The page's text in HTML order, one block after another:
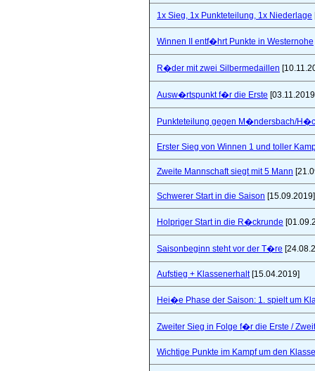
1x Sieg, 1x Punkteteilung, 1x Niederlage
Winnen II entf�hrt Punkte in Westernohe
R�der mit zwei Silbermedaillen
Ausw�rtspunkt f�r die Erste
Punkteteilung gegen M�ndersbach/
Erster Sieg von Winnen 1 und toller
Zweite Mannschaft siegt mit 5 Mann
Schwerer Start in die Saison [15.09.2019]
Holpriger Start in die R�ckrunde
Saisonbeginn steht vor der T�re
Aufstieg + Klassenerhalt[15.04.2019]
Hei�e Phase der Saison: 1. spielt um
Zweiter Sieg in Folge f�r die Erste /
Wichtige Punkte im Kampf um den